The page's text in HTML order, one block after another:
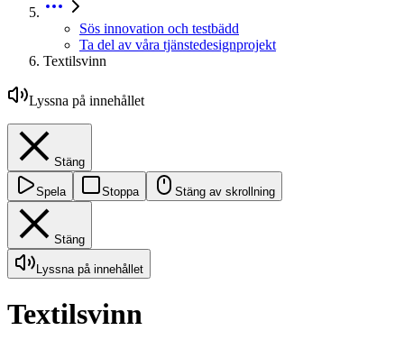
Sös innovation och testbädd
Ta del av våra tjänstedesignprojekt
Textilsvinn
Lyssna på innehållet
Stäng
Spela Stoppa Stäng av skrollning
Stäng
Lyssna på innehållet
Textilsvinn